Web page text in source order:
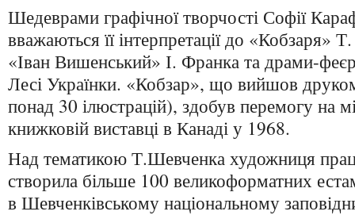
Шедеврами графічної творчості Софії
вважаються її інтерпретації до «Кобзаря»
«Іван Вишенський» І. Франка та драми-
Лесі Українки. «Кобзар», що вийшов
понад 30 ілюстрацій), здобув перемогу на
книжковій виставці в Канаді у 1968.
Над тематикою Т.Шевченка художниця
створила більше 100 великоформатних
в Шевченківському національному